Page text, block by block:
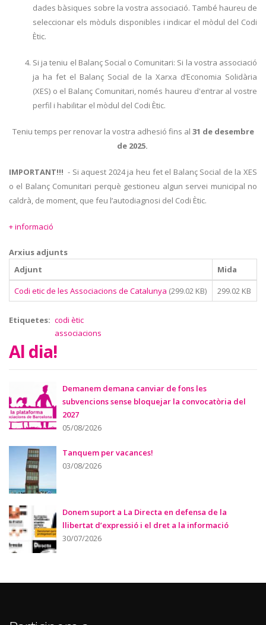
dades bàsiques sobre la vostra associació. També haureu de
seleccionar els mòduls disponibles i indicar el mòdul del Codi
Ètic.
Si ja teniu el Balanç Social o Comunitari: Si la vostra associació
ja ha fet el Balanç Social de la Xarxa d’Economia Solidària
(XES) o el Balanç Comunitari, només haureu d'entrar al vostre
perfil i habilitar el mòdul del Codi Ètic.
Teniu temps per renovar la vostra adhesió fins al 31 de desembre
de 2025.
IMPORTANT!!! - Si aquest 2024 ja heu fet el Balanç Social de la XES
o el Balanç Comunitari perquè gestioneu algun servei municipal no
caldrà, de moment, que feu l’autodiagnosi del Codi Ètic.
+ informació
Arxius adjunts
Adjunt
Mida
Codi etic de les Associacions de Catalunya (299.02 KB) 299.02 KB
Etiquetes
codi ètic
associacions
Al dia!
Demanem demana canviar de fons les
subvencions sense bloquejar la convocatòria del
2027
05/08/2026
Tanquem per vacances!
03/08/2026
Donem suport a La Directa en defensa de la
llibertat d’expressió i el dret a la informació
30/07/2026